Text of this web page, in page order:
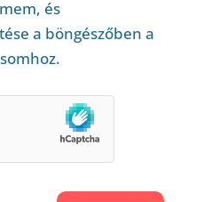
és
a böngészőben a